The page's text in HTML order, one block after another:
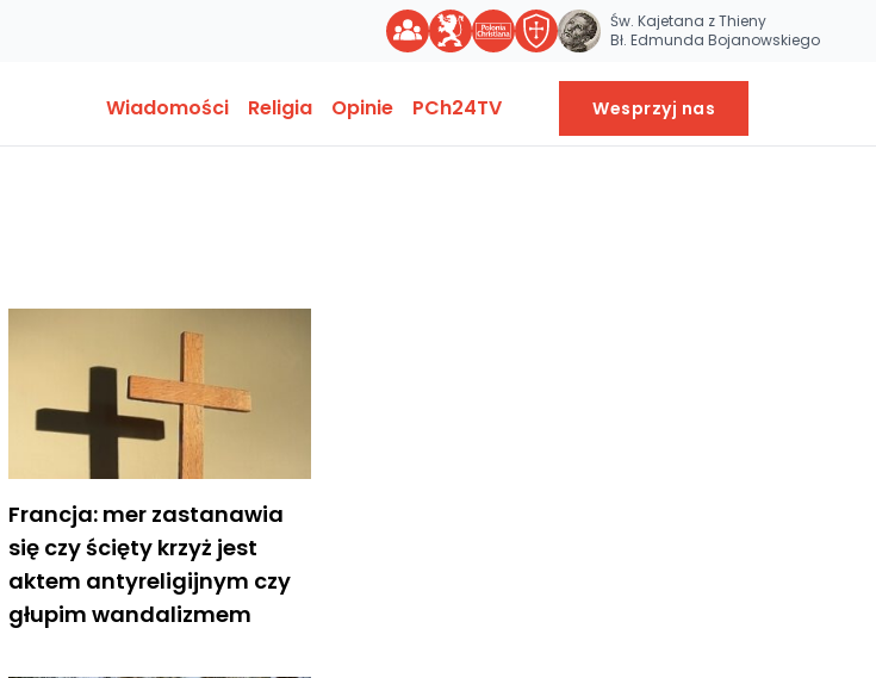
Św. Kajetana z Thieny
Bł. Edmunda Bojanowskiego
Wiadomości Religia Opinie PCh24TV Wesprzyj nas
Francja: mer zastanawia
się czy ścięty krzyż jest
aktem antyreligijnym czy
głupim wandalizmem